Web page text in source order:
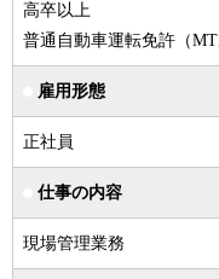
高卒以上
普通自動車運転免許（MT
雇用形態
正社員
仕事の内容
現場管理業務